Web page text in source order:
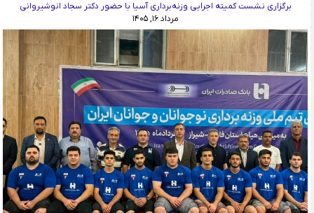
برگزاری نشست کمیته اجرایی وزنه‌برداری آسیا با حضور دکتر سجاد انوشیروانی
مرداد ۱۶, ۱۴۰۵